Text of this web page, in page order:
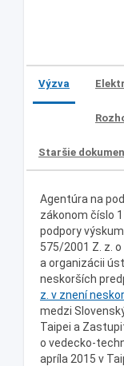
Výzva
Staršie
Agentúra na
zákonom číslo
podpory
575/2001 Z. z.
a organizácii
neskorších
z. v znení
medzi
Taipei a
o vedecko-
apríla 2015 v